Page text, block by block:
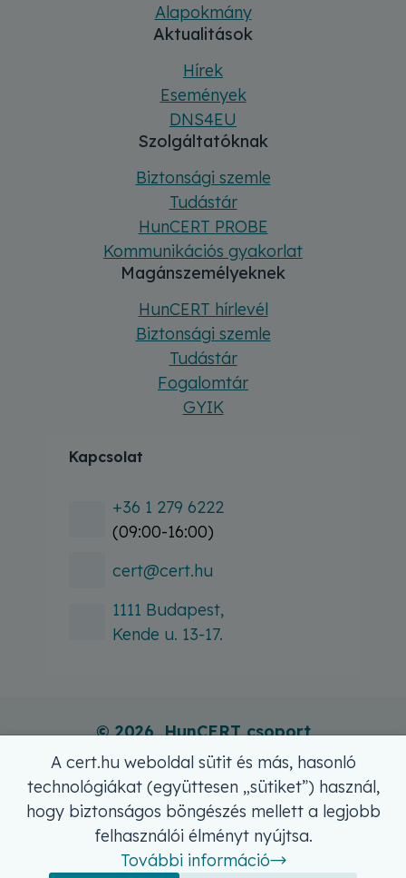
Alapokmány
Aktualitások
Hírek
Események
DNS4EU
Szolgáltatóknak
Biztonsági szemle
Tudástár
HunCERT PROBE
Kommunikációs gyakorlat
Magánszemélyeknek
HunCERT hírlevél
Biztonsági szemle
Tudástár
Fogalomtár
GYIK
Kapcsolat
+36 1 279 6222
(09:00-16:00)
cert@cert.hu
1111 Budapest,
Kende u. 13-17.
© 2026, HunCERT csoport
Lábléc
Adatvédelmi szabályzat
A cert.hu weboldal sütit és más, hasonló
technológiákat (együttesen „sütiket”) használ,
hogy biztonságos böngészés mellett a legjobb
felhasználói élményt nyújtsa.
További információ